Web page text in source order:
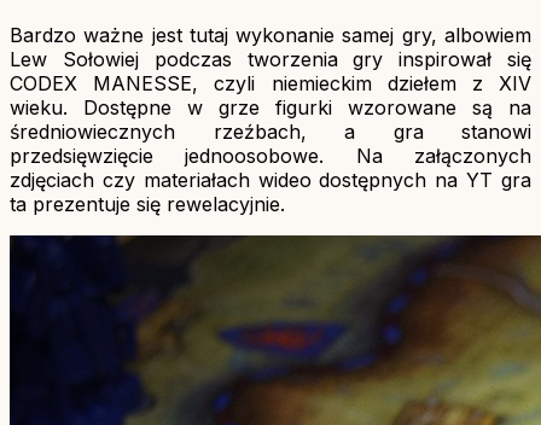
Bardzo ważne jest tutaj wykonanie samej gry, albowiem
Lew Sołowiej podczas tworzenia gry inspirował się
CODEX MANESSE, czyli niemieckim dziełem z XIV
wieku. Dostępne w grze figurki wzorowane są na
średniowiecznych rzeźbach, a gra stanowi
przedsięwzięcie jednoosobowe. Na załączonych
zdjęciach czy materiałach wideo dostępnych na YT gra
ta prezentuje się rewelacyjnie.